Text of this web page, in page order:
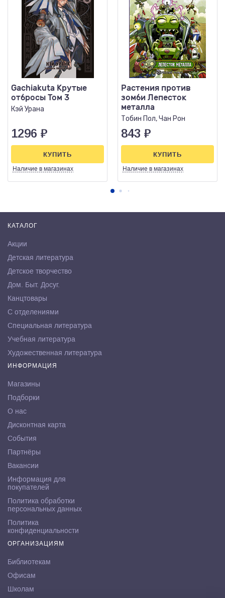
Gachiakuta Крутые
отбросы Том 3
Кэй Урана
1296 ₽
Наличие в магазинах
КУПИТЬ
Растения против
зомби Лепесток
металла
Тобин Пол, Чан Рон
843 ₽
Наличие в магазинах
КУПИТЬ
КАТАЛОГ
Акции
Детская литература
Детское творчество
Дом. Быт. Досуг.
Канцтовары
С отделениями
Специальная литература
Учебная литература
Художественная литература
ИНФОРМАЦИЯ
Магазины
Подборки
О нас
Дисконтная карта
События
Партнёры
Вакансии
Информация для
покупателей
Политика обработки
персональных данных
Политика
конфиденциальности
ОРГАНИЗАЦИЯМ
Библиотекам
Офисам
Школам